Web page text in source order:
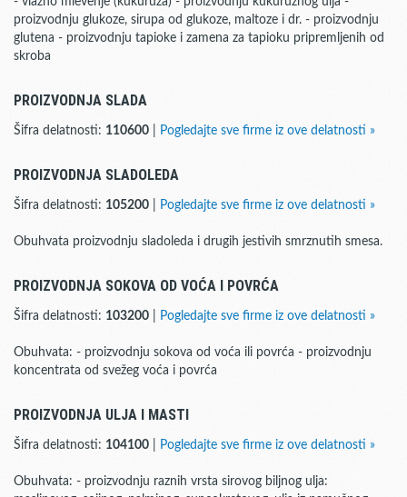
proizvodnju glukoze, sirupa od glukoze, maltoze i dr. - proizvodnju
glutena - proizvodnju tapioke i zamena za tapioku pripremljenih od
skroba
PROIZVODNJA SLADA
Šifra delatnosti: 110600 Pogledajte sve firme iz ove delatnosti »
PROIZVODNJA SLADOLEDA
Šifra delatnosti: 105200 Pogledajte sve firme iz ove delatnosti »
Obuhvata proizvodnju sladoleda i drugih jestivih smrznutih smesa.
PROIZVODNJA SOKOVA OD VOĆA I POVRĆA
Šifra delatnosti: 103200 Pogledajte sve firme iz ove delatnosti »
Obuhvata: - proizvodnju sokova od voća ili povrća - proizvodnju
koncentrata od svežeg voća i povrća
PROIZVODNJA ULJA I MASTI
Šifra delatnosti: 104100 Pogledajte sve firme iz ove delatnosti »
Obuhvata: - proizvodnju raznih vrsta sirovog biljnog ulja: